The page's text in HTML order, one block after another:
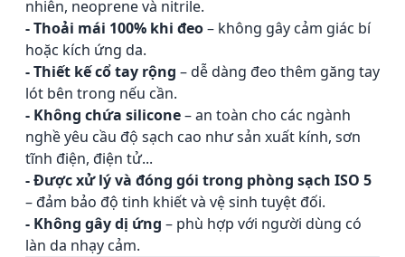
nhiên, neoprene và nitrile.
- Thoải mái 100% khi đeo– không gây cảm giác bí
hoặc kích ứng da.
- Thiết kế cổ tay rộng – dễ dàng đeo thêm găng tay
lót bên trong nếu cần.
- Không chứa silicone– an toàn cho các ngành
nghề yêu cầu độ sạch cao như sản xuất kính, sơn
tĩnh điện, điện tử...
- Được xử lý và đóng gói trong phòng sạch ISO 5
– đảm bảo độ tinh khiết và vệ sinh tuyệt đối.
- Không gây dị ứng – phù hợp với người dùng có
làn da nhạy cảm.